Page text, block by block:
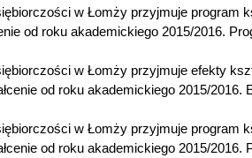
w Łomży przyjmuje program
od roku akademickiego 2015/2016.
w Łomży przyjmuje efekty
od roku akademickiego 2015/2016.
w Łomży przyjmuje program
od roku akademickiego 2015/2016.